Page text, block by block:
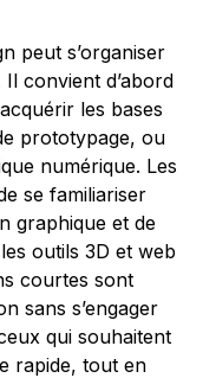
peut s’organiser
convient d’abord
les bases
prototypage, ou
numérique. Les
se familiariser
graphique et de
outils 3D et web
courtes sont
sans s’engager
qui souhaitent
rapide, tout en